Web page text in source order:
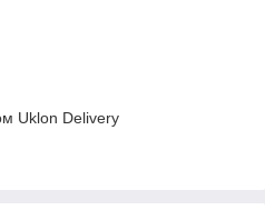
Uklon Delivery